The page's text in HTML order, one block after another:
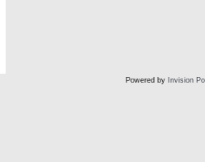
Powered by Invision